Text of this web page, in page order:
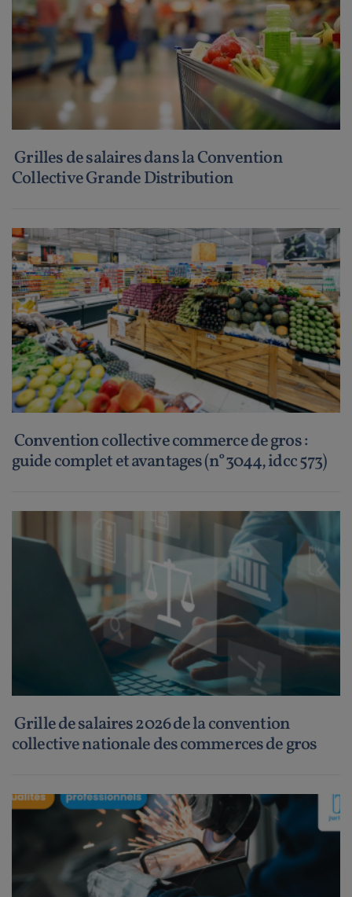
Grilles de salaires dans la Convention
Collective Grande Distribution
Convention collective commerce de gros :
guide complet et avantages (n°3044, idcc 573)
Grille de salaires 2026 de la convention
collective nationale des commerces de gros